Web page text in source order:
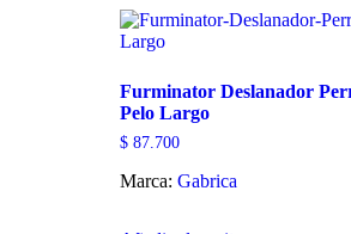
Furminator Deslanador
Pelo Largo
$ 87.700
Marca:Gabrica